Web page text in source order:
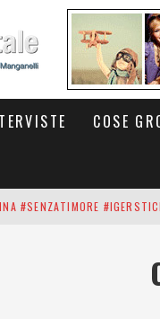
COSE
#SENZATIMORE
#SHOES IN MY